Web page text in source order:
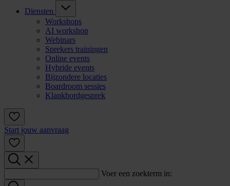
Diensten
Workshops
AI workshop
Webinars
Sprekers trainingen
Online events
Hybride events
Bijzondere locaties
Boardroom sessies
Klankbordgesprek
Start jouw aanvraag
Voer een zoekterm in: